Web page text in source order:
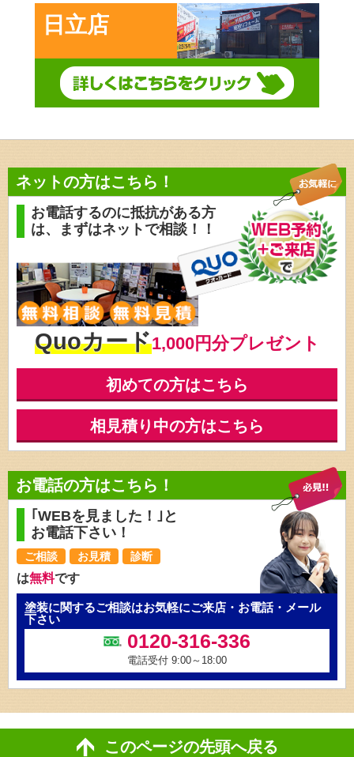
日立店
ネットの方はこちら！
お電話するのに抵抗がある方
は、
まずはネットで相談！！
Quoカード1,000円分プレゼント
初めての方はこちら
相見積り中の方はこちら
お電話の方はこちら！
｢WEBを見ました！｣と
お電話下さい！
ご相談 お見積 診断
は無料です
塗装に関するご相談はお気軽にご来店・お電話・メール
下さい
0120-316-336
電話受付 9:00～18:00
このページの先頭へ戻る